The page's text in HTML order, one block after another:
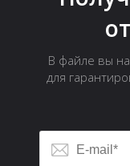
В файле вы
для